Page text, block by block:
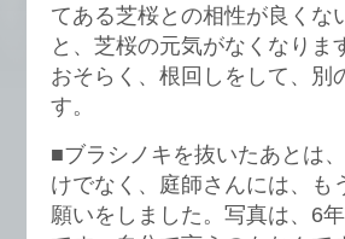
てある芝桜との相性が良くな
と、芝桜の元気がなくなり
おそらく、根回しをして、別
す。
■ブラシノキを抜いたあとは
けでなく、庭師さんには、も
願いをしました。写真は、6